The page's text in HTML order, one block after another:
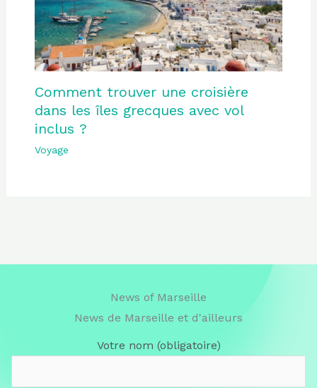
Comment trouver une croisière
dans les îles grecques avec vol
inclus ?
Voyage
News of Marseille
News de Marseille et d'ailleurs
Votre nom (obligatoire)